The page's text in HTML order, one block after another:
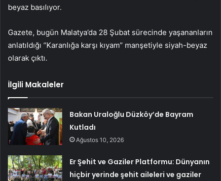
beyaz basılıyor.
Gazete, bugün Malatya’da 28 Şubat sürecinde yaşananların
anlatıldığı “Karanlığa karşı kıyam” manşetiyle siyah-beyaz
olarak çıktı.
İlgili Makaleler
Bakan Uraloğlu Düzköy’de Bayram
Kutladı
Ağustos 10, 2026
Er Şehit ve Gaziler Platformu: Dünyanın
hiçbir yerinde şehit aileleri ve gaziler